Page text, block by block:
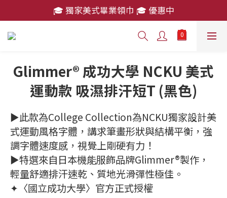
🎓 獨家美式畢業領巾 🎓 優惠中
🎓 獨家美式畢業領巾 🎓 優惠中
消費滿 $2,000 免運費
Glimmer® 成功大學 NCKU 美式
運動款 吸濕排汗短T (黑色)
►此款為College Collection為NCKU獨家設計美
式運動風格字體，講求筆畫形狀與結構平衡，強
調字體速度感，視覺上剛硬有力！
►特選來自日本機能服飾品牌Glimmer®製作，
輕量舒適排汗速乾、質地光滑彈性極佳。
✦〈國立成功大學〉官方正式授權